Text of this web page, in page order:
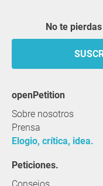
No te
openPetition
Sobre nosotros
Prensa
Elogio, crítica, idea.
Peticiones.